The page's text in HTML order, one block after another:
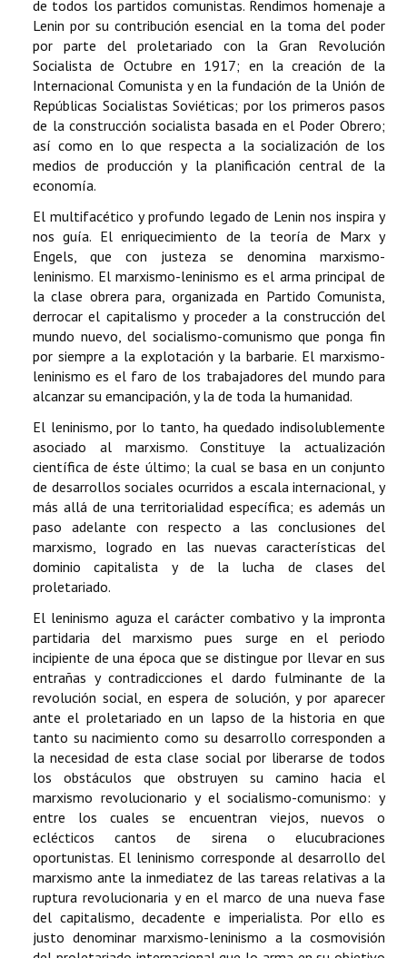
de todos los partidos comunistas. Rendimos homenaje a
Lenin por su contribución esencial en la toma del poder
por parte del proletariado con la Gran Revolución
Socialista de Octubre en 1917; en la creación de la
Internacional Comunista y en la fundación de la Unión de
Repúblicas Socialistas Soviéticas; por los primeros pasos
de la construcción socialista basada en el Poder Obrero;
así como en lo que respecta a la socialización de los
medios de producción y la planificación central de la
economía.
El multifacético y profundo legado de Lenin nos inspira y
nos guía. El enriquecimiento de la teoría de Marx y
Engels, que con justeza se denomina marxismo-
leninismo. El marxismo-leninismo es el arma principal de
la clase obrera para, organizada en Partido Comunista,
derrocar el capitalismo y proceder a la construcción del
mundo nuevo, del socialismo-comunismo que ponga fin
por siempre a la explotación y la barbarie. El marxismo-
leninismo es el faro de los trabajadores del mundo para
alcanzar su emancipación, y la de toda la humanidad.
El leninismo, por lo tanto, ha quedado indisolublemente
asociado al marxismo. Constituye la actualización
científica de éste último; la cual se basa en un conjunto
de desarrollos sociales ocurridos a escala internacional, y
más allá de una territorialidad específica; es además un
paso adelante con respecto a las conclusiones del
marxismo, logrado en las nuevas características del
dominio capitalista y de la lucha de clases del
proletariado.
El leninismo aguza el carácter combativo y la impronta
partidaria del marxismo pues surge en el periodo
incipiente de una época que se distingue por llevar en sus
entrañas y contradicciones el dardo fulminante de la
revolución social, en espera de solución, y por aparecer
ante el proletariado en un lapso de la historia en que
tanto su nacimiento como su desarrollo corresponden a
la necesidad de esta clase social por liberarse de todos
los obstáculos que obstruyen su camino hacia el
marxismo revolucionario y el socialismo-comunismo: y
entre los cuales se encuentran viejos, nuevos o
eclécticos cantos de sirena o elucubraciones
oportunistas. El leninismo corresponde al desarrollo del
marxismo ante la inmediatez de las tareas relativas a la
ruptura revolucionaria y en el marco de una nueva fase
del capitalismo, decadente e imperialista. Por ello es
justo denominar marxismo-leninismo a la cosmovisión